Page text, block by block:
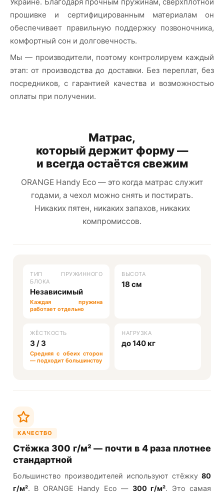
прошивке и сертифицированным материалам он
обеспечивает правильную поддержку позвоночника,
комфортный сон и долговечность.
Мы — производители, поэтому контролируем каждый
этап: от производства до доставки. Без переплат, без
посредников, с гарантией качества и возможностью
оплаты при получении.
Матрас,
который держит форму —
и всегда остаётся свежим
ORANGE Handy Eco — это когда матрас служит
годами, а чехол можно снять и постирать.
Никаких пятен, никаких запахов, никаких
компромиссов.
ТИП ПРУЖИННОГО
БЛОКА
Независимый
Каждая пружина
работает отдельно
ВЫСОТА
18 см
ЖЁСТКОСТЬ
3 / 3
Средняя с обеих сторон
— подходит большинству
НАГРУЗКА
до 140 кг
КАЧЕСТВО
Стёжка 300 г/м² — почти в 4 раза плотнее
стандартной
Большинство производителей используют стёжку 80
г/м². В ORANGE Handy Eco — 300 г/м². Это самая